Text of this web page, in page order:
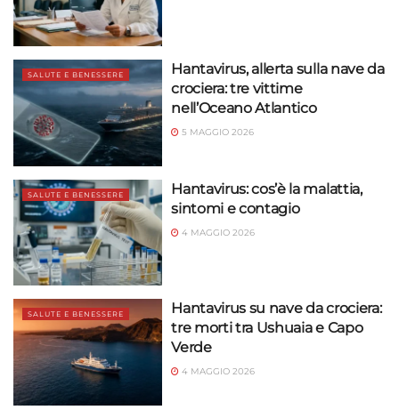
SALUTE E BENESSERE
Hantavirus, allerta sulla nave da
crociera: tre vittime
nell’Oceano Atlantico
5 MAGGIO 2026
SALUTE E BENESSERE
Hantavirus: cos’è la malattia,
sintomi e contagio
4 MAGGIO 2026
SALUTE E BENESSERE
Hantavirus su nave da crociera:
tre morti tra Ushuaia e Capo
Verde
4 MAGGIO 2026